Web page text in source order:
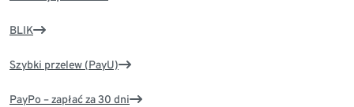
BLIK
Szybki przelew (PayU)
PayPo – zapłać za 30 dni